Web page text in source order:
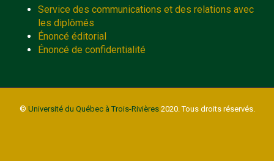
Service des communications et des relations avec
les diplômés
Énoncé éditorial
Énoncé de confidentialité
© Université du Québec à Trois-Rivières2020. Tous droits réservés.